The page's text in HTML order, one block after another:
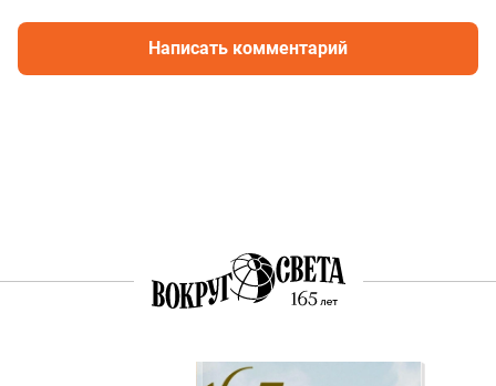
Написать комментарий